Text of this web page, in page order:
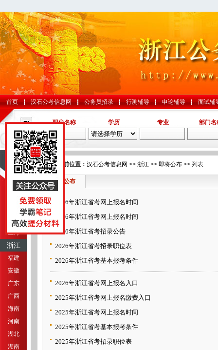
首页 汉石公考信息网 公务员招录 行测辅导 申论辅导 面试辅
职位名称 学历 专业 部门名
导航
江苏
上海
浙江
福建
安徽
广东
广西
海南
河南
湖北
湖南
您的当前位置： 汉石公考信息网 >> 浙江 >> 即将公布 >> 列表
即将公布
2026年浙江省考网上报名时间
2026年浙江省考网上报名时间
2026年浙江省考招录公告
2026年浙江省考招录职位表
2026年浙江省考基本报考条件
2026年浙江省考网上报名入口
2025年浙江省考网上报名缴费入口
2025年浙江省考网上报名时间
2025年浙江省考基本报考条件
2025年浙江省考招录职位表